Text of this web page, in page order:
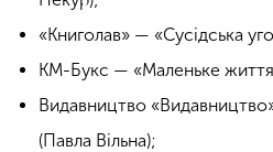
«Книголав» — «Сусідська
КМ-Букс — «Маленьке життя»
Видавництво
(Павла Вільна);